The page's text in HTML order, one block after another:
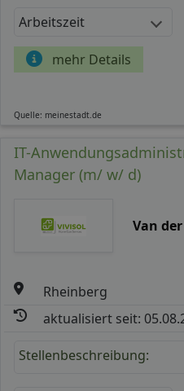
Arbeitszeit
mehr Details
Quelle: meinestadt.de
IT-
Manager (m/ w/ d)
Van
Rheinberg
aktualisiert seit:
Stellenbeschreibung: